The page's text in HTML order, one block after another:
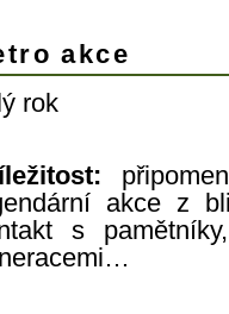
akce
rok
akce z
s